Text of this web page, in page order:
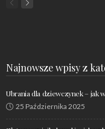
Najnowsze wpisy z
Ubrania dla dziewczynek – jak
25 Października 2025